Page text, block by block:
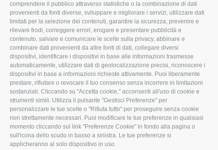
comprendere il pubblico attraverso statistiche o la combinazione di dati
provenienti da fonti diverse, sviluppare e migliorare i servizi, utilizzare dati
limitati per la selezione dei contenuti, garantire la sicurezza, prevenire e
rilevare frodi, correggere errori, erogare e presentare pubblicità e
contenuto, salvare e comunicare le scelte sulla privacy, abbinare e
combinare dati provenienti da altre fonti di dati, collegare diversi
dispositivi, identificare i dispositivi in base alle informazioni trasmesse
automaticamente, utilizzare dati di geolocalizzazione precisi, riconoscere i
dispositivi in base a informazioni richieste attivamente. Puoi liberamente
prestare, rifiutare o revocare il tuo consenso senza incorrere in limitazioni
sostanziali. Cliccando su "Accetta cookie," acconsenti all'uso di cookie e
strumenti simili. Utilizza il pulsante "Gestisci Preferenze" per
personalizzare le tue scelte o "Rifiuta tutto" per proseguire senza cookie
non strettamente necessari. Puoi modificare le tue preferenze in qualsiasi
momento cliccando sul link "Preferenze Cookie" in fondo alla pagina o
sull'icona dello scudo in basso a sinistra. Le tue preferenze si
applicheranno al solo dispositivo in uso.
Uffici della Sede
provinciale
Le Sedi di Zona
Agricoltori S.r.l.
Whistleblowing
Confagricoltura Rovigo e
Agricoltori srl
Associazione
CONFAGRICOLTURA
ATTIVA
Notizie in evidenza
Eventi
Comunicati Stampa
Video
Iscrizione Newsletter
Newsletter